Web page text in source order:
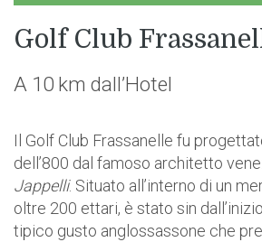
Golf Club
A 10 km dall’Hotel
Il Golf Club Frassanelle fu
dell’800 dal famoso architetto
Jappelli. Situato all’interno di un
oltre 200 ettari, è stato sin
tipico gusto anglossassone che